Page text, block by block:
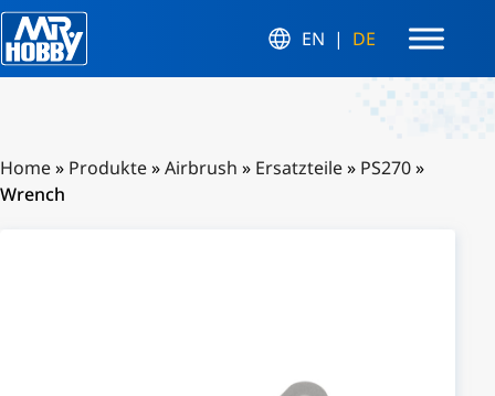
EN DE
Home» Produkte»Airbrush » Ersatzteile» PS270»
Wrench